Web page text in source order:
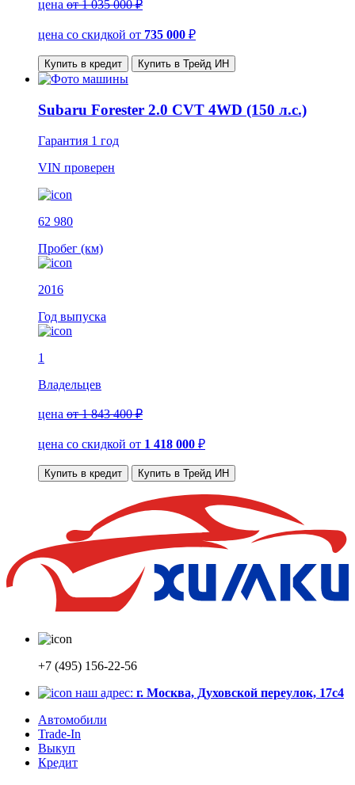
цена от 1 035 000 ₽
цена со скидкой от 735 000 ₽
Купить в кредит Купить в Трейд ИН
Subaru Forester 2.0 CVT 4WD (150 л.с.)
Гарантия 1 год
VIN проверен
62 980
Пробег (км)
2016
Год выпуска
1
Владельцев
цена от 1 843 400 ₽
цена со скидкой от 1 418 000 ₽
Купить в кредит Купить в Трейд ИН
+7 (495) 156-22-56
наш адрес: г. Москва, Духовской переулок, 17с4
Автомобили
Trade-In
Выкуп
Кредит